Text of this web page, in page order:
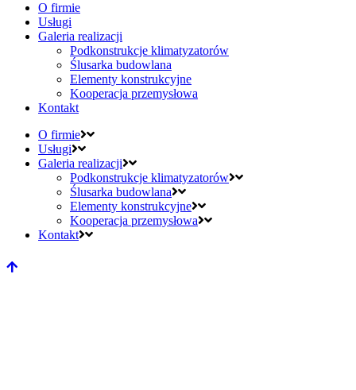
O firmie
Usługi
Galeria realizacji
Podkonstrukcje klimatyzatorów
Ślusarka budowlana
Elementy konstrukcyjne
Kooperacja przemysłowa
Kontakt
O firmie
Usługi
Galeria realizacji
Podkonstrukcje klimatyzatorów
Ślusarka budowlana
Elementy konstrukcyjne
Kooperacja przemysłowa
Kontakt